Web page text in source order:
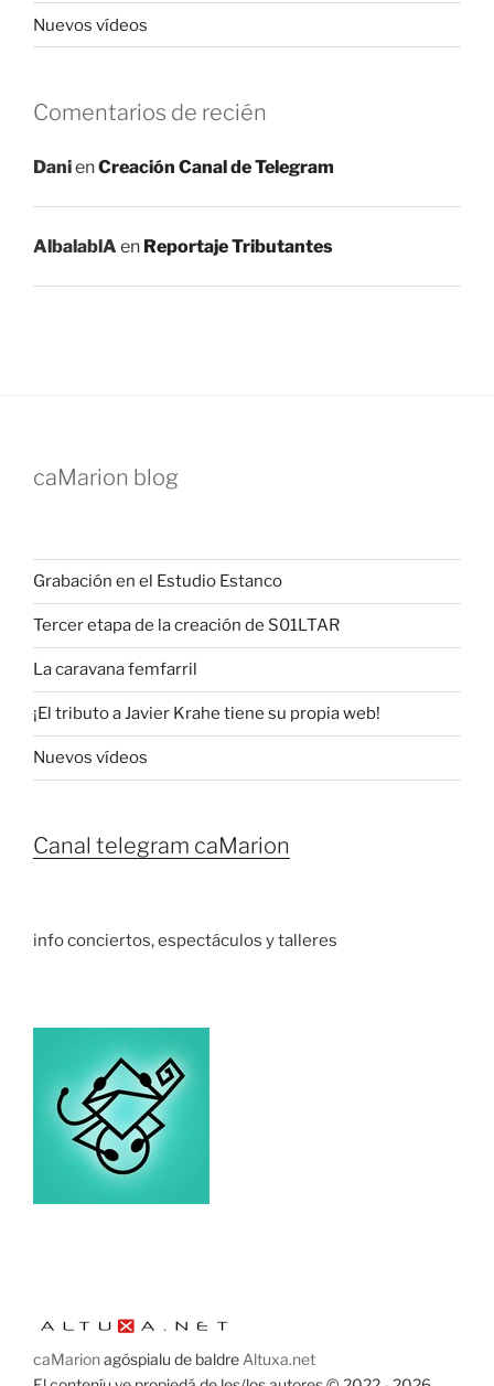
Nuevos vídeos
Comentarios de recién
DanienCreación Canal de Telegram
AlbalablA en Reportaje Tributantes
caMarion blog
Grabación en el Estudio Estanco
Tercer etapa de la creación de S01LTAR
La caravana femfarril
¡El tributo a Javier Krahe tiene su propia web!
Nuevos vídeos
Canal telegram caMarion
info conciertos, espectáculos y talleres
caMarionagóspialu de baldre Altuxa.net